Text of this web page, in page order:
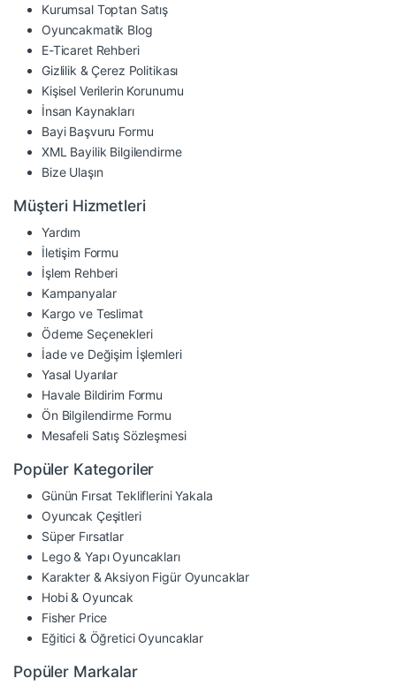
Kurumsal Toptan Satış
Oyuncakmatik Blog
E-Ticaret Rehberi
Gizlilik & Çerez Politikası
Kişisel Verilerin Korunumu
İnsan Kaynakları
Bayi Başvuru Formu
XML Bayilik Bilgilendirme
Bize Ulaşın
Müşteri Hizmetleri
Yardım
İletişim Formu
İşlem Rehberi
Kampanyalar
Kargo ve Teslimat
Ödeme Seçenekleri
İade ve Değişim İşlemleri
Yasal Uyarılar
Havale Bildirim Formu
Ön Bilgilendirme Formu
Mesafeli Satış Sözleşmesi
Popüler Kategoriler
Günün Fırsat Tekliflerini Yakala
Oyuncak Çeşitleri
Süper Fırsatlar
Lego & Yapı Oyuncakları
Karakter & Aksiyon Figür Oyuncaklar
Hobi & Oyuncak
Fisher Price
Eğitici & Öğretici Oyuncaklar
Popüler Markalar